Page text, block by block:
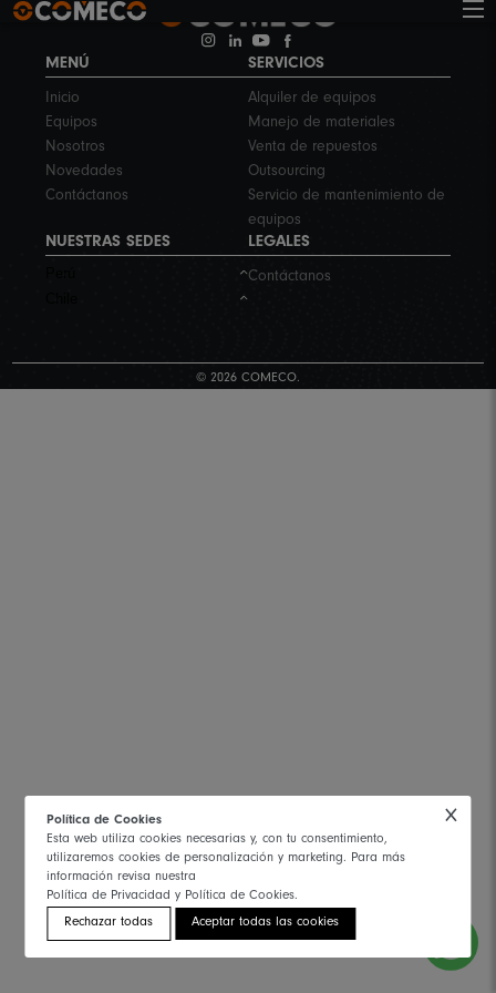
Política de Cookies
Esta web utiliza cookies necesarias y, con tu consentimiento,
utilizaremos cookies de personalización y marketing. Para más
información revisa nuestra
Política de Privacidad y Política de Cookies.
Rechazar todas
Aceptar todas las cookies
MENÚ
Inicio
Equipos
Nosotros
Novedades
Contáctanos
SERVICIOS
Alquiler de equipos
Manejo de materiales
Venta de repuestos
Outsourcing
Servicio de mantenimiento de
equipos
NUESTRAS SEDES
LEGALES
Contáctanos
© 2026 COMECO.